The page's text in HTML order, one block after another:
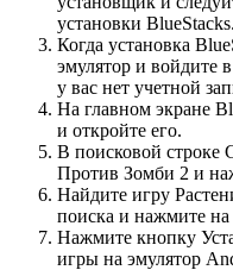
установки BlueStacks.
Когда установка
эмулятор и войдите
у вас нет учетной
На главном экране
и откройте его.
В поисковой строке
Против Зомби 2 и
Найдите игру
поиска и нажмите на
Нажмите кнопку
игры на эмулятор